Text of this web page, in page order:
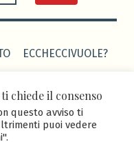
ECCHECCIVUOLE?
chiede il consenso
questo avviso ti
puoi vedere